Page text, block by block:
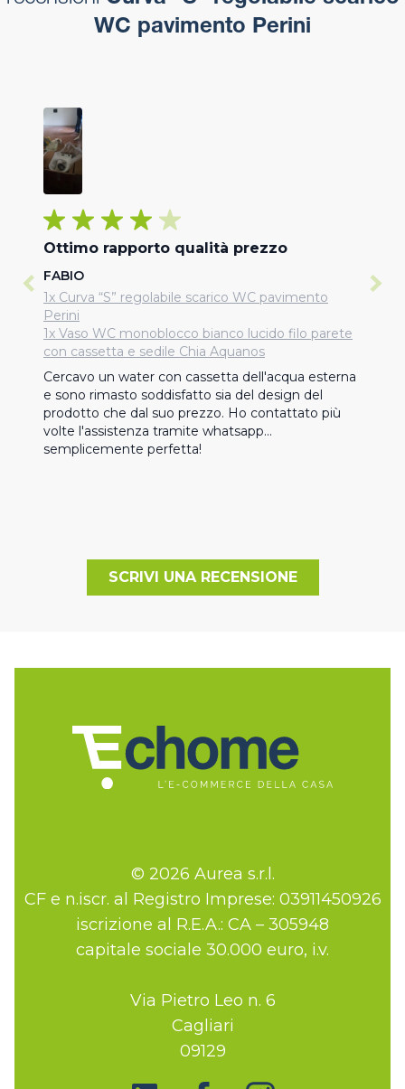
WC pavimento Perini
Ottimo rapporto qualità prezzo
FABIO
1x Curva “S” regolabile scarico WC pavimento
Perini
1x Vaso WC monoblocco bianco lucido filo parete
con cassetta e sedile Chia Aquanos
Cercavo un water con cassetta dell'acqua esterna
e sono rimasto soddisfatto sia del design del
prodotto che dal suo prezzo. Ho contattato più
volte l'assistenza tramite whatsapp...
semplicemente perfetta!
SCRIVI UNA RECENSIONE
© 2026 Aurea s.r.l.
CF e n.iscr. al Registro Imprese: 03911450926
iscrizione al R.E.A.: CA – 305948
capitale sociale 30.000 euro, i.v.
Via Pietro Leo n. 6
Cagliari
09129